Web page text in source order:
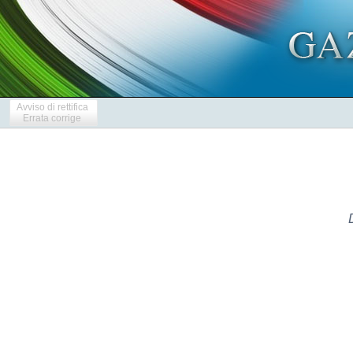
Avviso di rettifica
Errata corrige